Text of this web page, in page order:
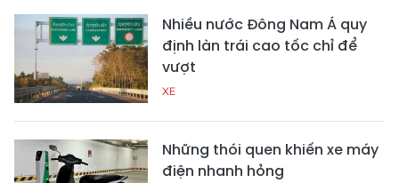
Nhiều nước Đông Nam Á quy
định làn trái cao tốc chỉ để
vượt
XE
Những thói quen khiến xe máy
điện nhanh hỏng